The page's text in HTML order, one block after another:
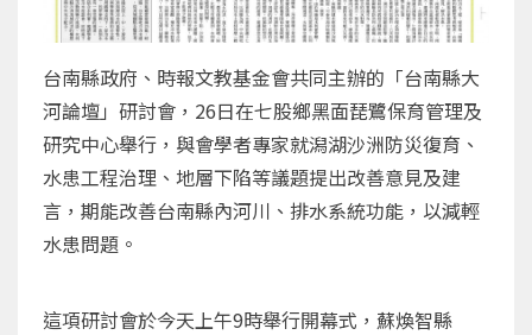
台南縣政府、時報文教基金會共同主辦的「台南縣大
河論壇」研討會，26日在七股鄉黑面琵鷺保育管理及
研究中心舉行，與會學者專家就潟湖沙洲防災復育、
水患工程治理、地層下陷等議題提出改善意見及建
言，期能改善台南縣內河川、排水系統功能，以減輕
水患問題。
這項研討會於今天上午9時舉行開幕式，蘇煥智縣